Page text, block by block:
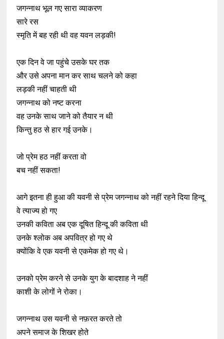
जगन्नाथ भूल गए सारा व्याकरण
सारे रस
स्मृति में बह रही थी वह यवन लड़की!
एक दिन वे जा पहुंचे उसके घर तक
और उसे अपना मान कर साथ चलने को कहा
लड़की नहीं चाहती थी
जगन्नाथ को नष्ट करना
वह उनके साथ जाने को तैयार न थी
किन्तु हठ से हार गई उनके।
जो प्रेम हठ नहीं करता वो
बच नहीं सकता!
आगे इतना ही हुआ की यवनी से प्रेम जगन्नाथ को नहीं रहने दिया हिन्दू
वे त्याज्य हो गए
उनकी कविता अब एक दूषित हिन्दू की कविता थी
उनके श्लोक अब अपवित्र हो गए थे
क्योंकि वे एक यवनी से एकमेक हो गए थे।
उनको प्रेम करने से उनके युग के बादशाह ने नहीं
काशी के लोगों ने रोका।
जगन्नाथ उस यवनी से नफ़रत करते तो
अपने समाज के शिखर होते